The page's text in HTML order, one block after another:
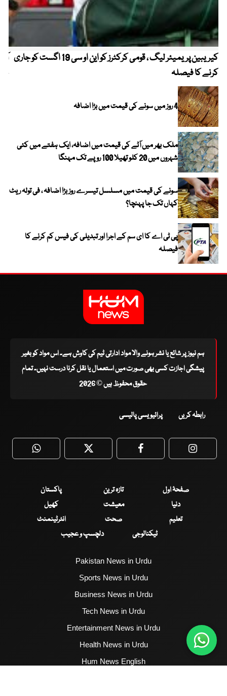
کیریبین پریمیئر لیگ ، قومی کرکٹرز کو این او سی 19 اگست کو جاری
کرنے کا فیصلہ
4 روز میں سونے کی قیمت میں بڑا اضافہ
ملک بھر میں آٹے کی قیمت میں اضافہ، ایک ہفتے میں کئی
شہروں میں 20 کلو تھیلا 100 روپے تک مہنگا
سونے کی قیمت میں مسلسل تیسرے روز بڑا اضافہ ، فی تولہ ریٹ
کہاں تک جا پہنچا؟
پی ٹی اے کا ای سم کے اجرا اور تبدیلی کی فیس کم کرنے کا
فیصلہ
ہم نیوز پر شائع یا نشر ہونے والا مواد ادارتی ٹیم کی کاوش ہے۔ اس مواد کو بغیر
پیشگی اجازت کسی بھی صورت میں استعمال یا نقل کرنا درست نہیں۔ تمام
حقوق محفوظ ہیں © 2026
رابطہ کریں پرائیویسی پالیسی
WhatsApp Twitter Facebook
صفحۂ اول تازہ ترین
پاکستان
دنیا
معیشت
کھیل
تعلیم
صحت
انٹرٹینمنٹ
ٹیکنالوجی
دلچسپ و عجیب
Pakistan News in Urdu
Sports News in Urdu
Business News in Urdu
Tech News in Urdu
Entertainment News in Urdu
Health News in Urdu
Hum News English